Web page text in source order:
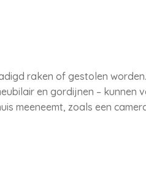
raken of gestolen
en gordijnen – kunnen
meeneemt, zoals een